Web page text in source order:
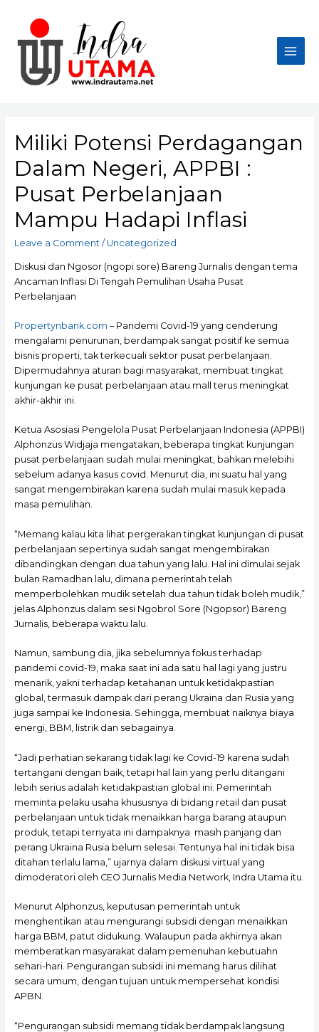
content
Main
Miliki Potensi Perdagangan
Dalam Negeri, APPBI :
Pusat Perbelanjaan
Mampu Hadapi Inflasi
Leave a Comment / Uncategorized
Diskusi dan Ngosor (ngopi sore) Bareng Jurnalis dengan tema
Ancaman Inflasi Di Tengah Pemulihan Usaha Pusat
Perbelanjaan
Propertynbank.com – Pandemi Covid-19 yang cenderung
mengalami penurunan, berdampak sangat positif ke semua
bisnis properti, tak terkecuali sektor pusat perbelanjaan.
Dipermudahnya aturan bagi masyarakat, membuat tingkat
kunjungan ke pusat perbelanjaan atau mall terus meningkat
akhir-akhir ini.
Ketua Asosiasi Pengelola Pusat Perbelanjaan Indonesia (APPBI)
Alphonzus Widjaja mengatakan, beberapa tingkat kunjungan
pusat perbelanjaan sudah mulai meningkat, bahkan melebihi
sebelum adanya kasus covid. Menurut dia, ini suatu hal yang
sangat mengembirakan karena sudah mulai masuk kepada
masa pemulihan.
“Memang kalau kita lihat pergerakan tingkat kunjungan di pusat
perbelanjaan sepertinya sudah sangat mengembirakan
dibandingkan dengan dua tahun yang lalu. Hal ini dimulai sejak
bulan Ramadhan lalu, dimana pemerintah telah
memperbolehkan mudik setelah dua tahun tidak boleh mudik,”
jelas Alphonzus dalam sesi Ngobrol Sore (Ngopsor) Bareng
Jurnalis, beberapa waktu lalu.
Namun, sambung dia, jika sebelumnya fokus terhadap
pandemi covid-19, maka saat ini ada satu hal lagi yang justru
menarik, yakni terhadap ketahanan untuk ketidakpastian
global, termasuk dampak dari perang Ukraina dan Rusia yang
juga sampai ke Indonesia. Sehingga, membuat naiknya biaya
energi, BBM, listrik dan sebagainya.
“Jadi perhatian sekarang tidak lagi ke Covid-19 karena sudah
tertangani dengan baik, tetapi hal lain yang perlu ditangani
lebih serius adalah ketidakpastian global ini. Pemerintah
meminta pelaku usaha khususnya di bidang retail dan pusat
perbelanjaan untuk tidak menaikkan harga barang ataupun
produk, tetapi ternyata ini dampaknya masih panjang dan
perang Ukraina Rusia belum selesai. Tentunya hal ini tidak bisa
ditahan terlalu lama,” ujarnya dalam diskusi virtual yang
dimoderatori oleh CEO Jurnalis Media Network, Indra Utama itu.
Menurut Alphonzus, keputusan pemerintah untuk
menghentikan atau mengurangi subsidi dengan menaikkan
harga BBM, patut didukung. Walaupun pada akhirnya akan
memberatkan masyarakat dalam pemenuhan kebutuahn
sehari-hari. Pengurangan subsidi ini memang harus dilihat
secara umum, dengan tujuan untuk mempersehat kondisi
APBN.
“Pengurangan subsidi memang tidak berdampak langsung